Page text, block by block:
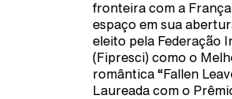
fronteira com a
espaço em sua
eleito pela Federação
(Fipresci) como o
romântica “Fallen
Laureada com o